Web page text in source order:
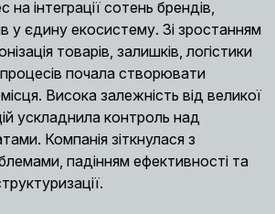
на інтеграції сотень брендів,
у єдину екосистему. Зі зростанням
товарів, залишків, логістики
почала створювати
місця. Висока залежність від великої
ускладнила контроль над
Компанія зіткнулася з
падінням ефективності та